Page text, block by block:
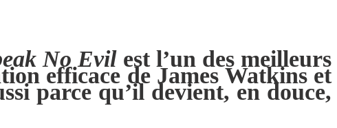
No Evilest l’un des meilleurs
efficace de James Watkins et
parce qu’il devient, en douce,